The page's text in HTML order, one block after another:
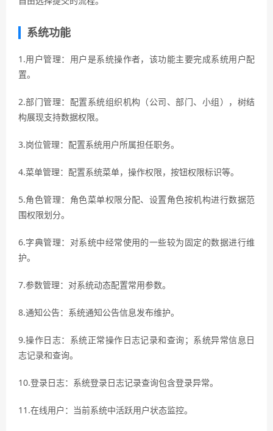
系统功能
1.用户管理：用户是系统操作者，该功能主要完成系统用户配
置。
2.部门管理：配置系统组织机构（公司、部门、小组），树结
构展现支持数据权限。
3.岗位管理：配置系统用户所属担任职务。
4.菜单管理：配置系统菜单，操作权限，按钮权限标识等。
5.角色管理：角色菜单权限分配、设置角色按机构进行数据范
围权限划分。
6.字典管理：对系统中经常使用的一些较为固定的数据进行维
护。
7.参数管理：对系统动态配置常用参数。
8.通知公告：系统通知公告信息发布维护。
9.操作日志：系统正常操作日志记录和查询；系统异常信息日
志记录和查询。
10.登录日志：系统登录日志记录查询包含登录异常。
11.在线用户：当前系统中活跃用户状态监控。